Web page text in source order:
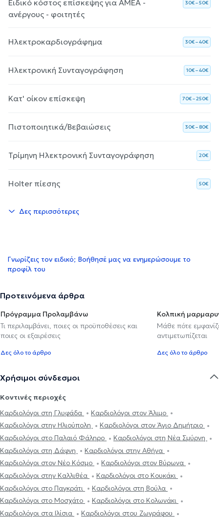
Ειδικό κόστος επίσκεψης για ΑΜΕΑ -
ανέργους - φοιτητές
30€ – 50€
Ηλεκτροκαρδιογράφημα 30€ – 40€
Ηλεκτρονική Συνταγογράφηση 10€ – 40€
Κατ' οίκον επίσκεψη 70€ – 250€
Πιστοποιητικά/Βεβαιώσεις 30€ – 80€
Τρίμηνη Ηλεκτρονική Συνταγογράφηση 20€
Holter πίεσης 50€
Δες περισσότερες
Γνωρίζεις τον ειδικό; Βοήθησέ μας να ενημερώσουμε το
προφίλ του
Προτεινόμενα άρθρα
Πρόγραμμα Προλαμβάνω
Τι περιλαμβάνει, ποιες οι προϋποθέσεις και
ποιες οι εξαιρέσεις
Δες όλο το άρθρο
Κολπική
Μάθε πότε
αντιμετωπίζεται
Δες όλο το άρθρο
Χρήσιμοι σύνδεσμοι
Κοντινές περιοχές
Καρδιολόγοι στη Γλυφάδα
Καρδιολόγοι στον Άλιμο
Καρδιολόγοι στην Ηλιούπολη
Καρδιολόγοι στον Άγιο Δημήτριο
Καρδιολόγοι στο Παλαιό Φάληρο
Καρδιολόγοι στη Νέα Σμύρνη
Καρδιολόγοι στη Δάφνη
Καρδιολόγοι στην Αθήνα
Καρδιολόγοι στον Νέο Κόσμο
Καρδιολόγοι στον Βύρωνα
Καρδιολόγοι στην Καλλιθέα
Καρδιολόγοι στο Κουκάκι
Καρδιολόγοι στο Παγκράτι
Καρδιολόγοι στη Βούλα
Καρδιολόγοι στο Μοσχάτο
Καρδιολόγοι στο Κολωνάκι
Καρδιολόγοι στα Ιλίσια
Καρδιολόγοι στου Ζωγράφου